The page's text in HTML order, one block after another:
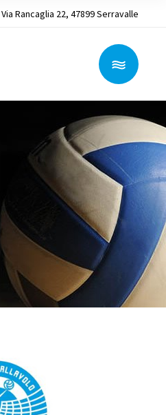
Via Rancaglia 22, 47899 Serravalle